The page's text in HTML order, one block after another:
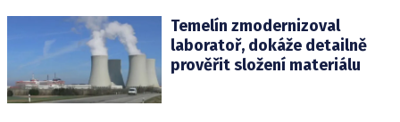
Temelín zmodernizoval
laboratoř, dokáže detailně
prověřit složení materiálu